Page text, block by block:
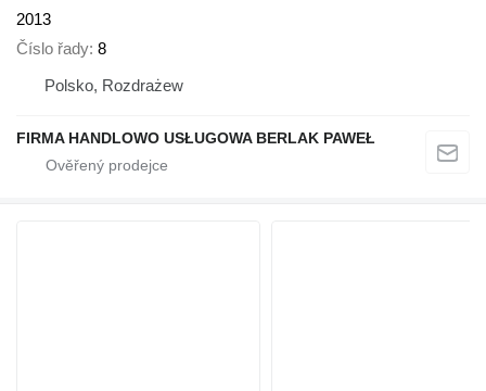
2013
Číslo řady 8
Polsko, Rozdrażew
FIRMA HANDLOWO USŁUGOWA BERLAK PAWEŁ